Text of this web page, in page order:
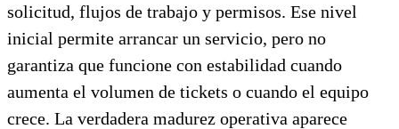
solicitud, flujos de trabajo y permisos. Ese nivel
inicial permite arrancar un servicio, pero no
garantiza que funcione con estabilidad cuando
aumenta el volumen de tickets o cuando el equipo
crece. La verdadera madurez operativa aparece